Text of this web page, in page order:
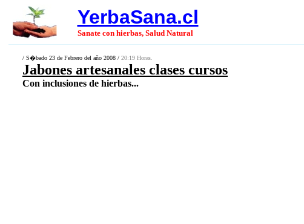
YerbaSana.cl
Sanate con hierbas, Salud Natural
/ S�bado 23 de Febrero del año 2008 / 20:19 Horas.
Jabones artesanales clases cursos
Con inclusiones de hierbas...